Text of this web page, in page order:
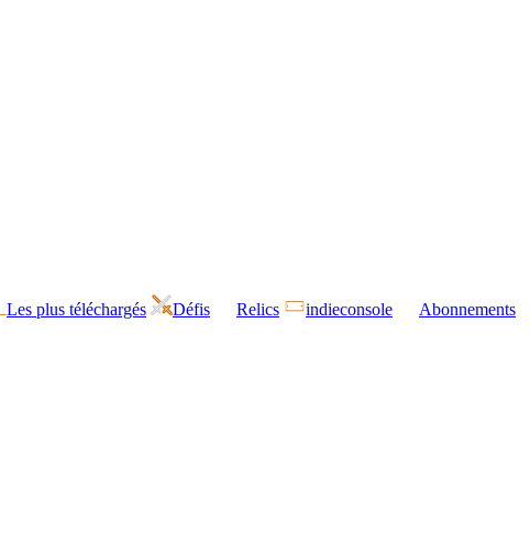
Les plus téléchargés Défis Relics indieconsole Abonnements